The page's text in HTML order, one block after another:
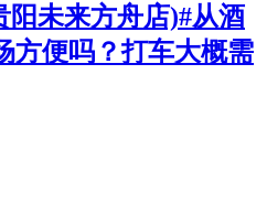
阳未来方舟店)#从酒
方便吗？打车大概需